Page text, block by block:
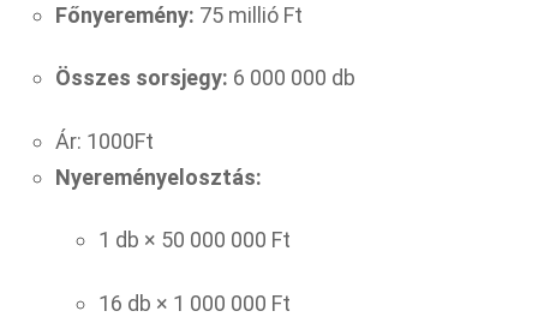
Főnyeremény: 75 millió Ft
Összes sorsjegy: 6 000 000 db
Ár: 1000Ft
Nyereményelosztás:
1 db × 50 000 000 Ft
16 db × 1 000 000 Ft